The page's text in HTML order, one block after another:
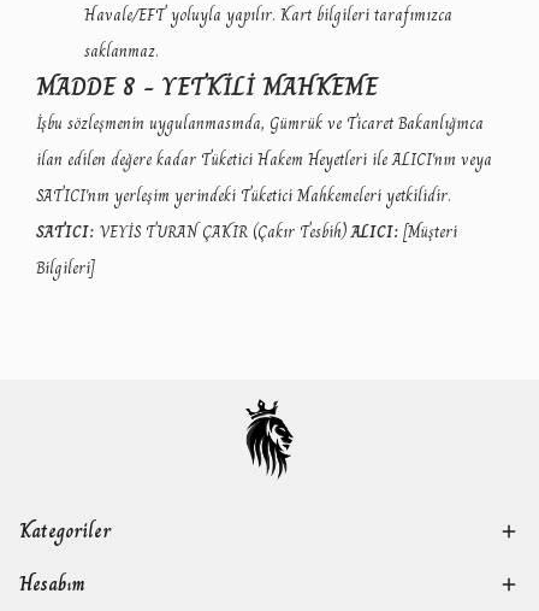
Havale/EFT yoluyla yapılır. Kart bilgileri tarafımızca
saklanmaz.
MADDE 8 - YETKİLİ MAHKEME
İşbu sözleşmenin uygulanmasında, Gümrük ve Ticaret Bakanlığınca
ilan edilen değere kadar Tüketici Hakem Heyetleri ile ALICI'nın veya
SATICI'nın yerleşim yerindeki Tüketici Mahkemeleri yetkilidir.
SATICI: VEYİS TURAN ÇAKIR (Çakır Tesbih)ALICI:[Müşteri
Bilgileri]
Kategoriler
Hesabım